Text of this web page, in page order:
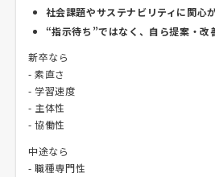
社会課題やサステナビリティに関心
“指示待ち”ではなく、自ら提案・改
新卒なら
- 素直さ
- 学習速度
- 主体性
- 協働性
中途なら
- 職種専門性